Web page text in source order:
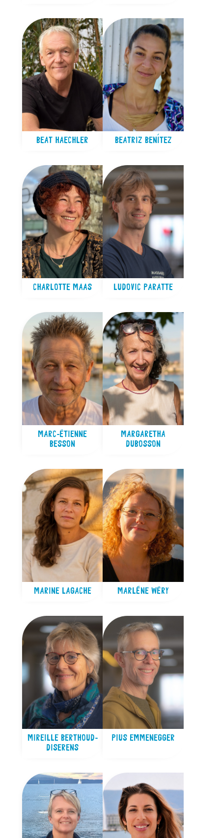
BEAT HAECHLER BEATRIZ BENÍTEZ
CHARLOTTE MAAS LUDOVIC PARATTE
MARC-ÉTIENNE
BESSON
MARGARETHA
DUBOSSON
MARINE LAGACHE MARLÈNE WÉRY
MIREILLE BERTHOUD-
DISERENS
PIUS EMMENEGGER